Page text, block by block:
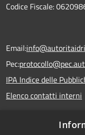
Codice Fiscale:
Email:
Pec:
IPA Indice delle
Elenco contatti interni